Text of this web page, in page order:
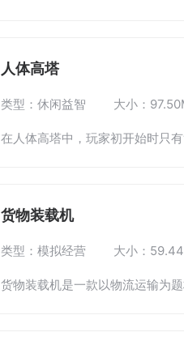
人体高塔
类型：休闲益智 大小：
在人体高塔中，玩家初开始时只
货物装载机
类型：模拟经营 大小：
货物装载机是一款以物流运输为